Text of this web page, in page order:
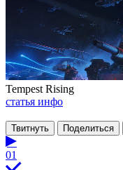
Tempest Rising
статья инфо
Твитнуть Поделиться
01